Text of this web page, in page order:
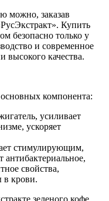
можно, заказав
Купить
безопасно только у
и современное
высокого качества.
основных компонента:
усиливает
ускоряет
стимулирующим,
свойства,
в крови.
зеленого кофе